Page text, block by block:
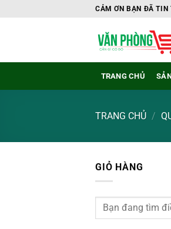
CẢM ƠN BẠN ĐÃ TIN
TRANG CHỦ
TRANG CHỦ /
GIỎ HÀNG